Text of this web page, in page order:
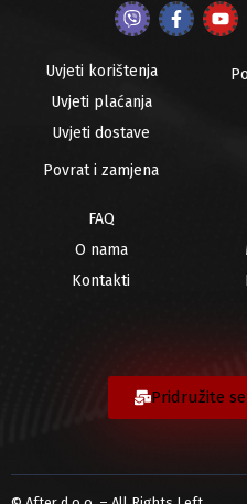
Uvjeti korištenja
Uvjeti plaćanja
Uvjeti dostave
Povrat i zamjena
FAQ
O nama
Kontakti
Pridružite